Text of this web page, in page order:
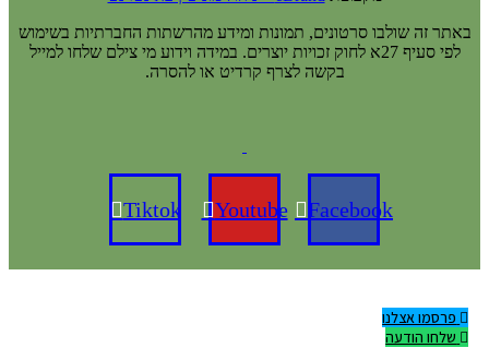
באתר זה שולבו סרטונים, תמונות ומידע מהרשתות החברתיות בשימוש
לפי סעיף 27א לחוק זכויות יוצרים. במידה וידוע מי צילם שלחו למייל
בקשה לצרף קרדיט או להסרה.
Facebook
Youtube
Tiktok
פרסמו אצלנו
שלחו הודעה